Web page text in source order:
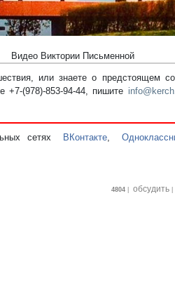
Видео Виктории Письменной
или знаете о предстоящем
+7-(978)-853-94-44, пишите
сетях ВКонтакте,
4804| обсудить|